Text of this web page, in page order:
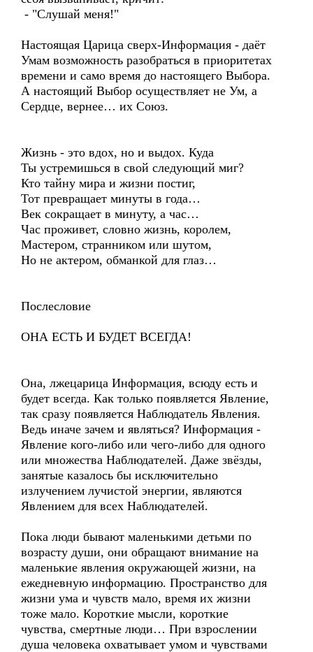
- "Слушай меня!"
Настоящая Царица сверх-Информация - даёт
Умам возможность разобраться в приоритетах
времени и само время до настоящего Выбора.
А настоящий Выбор осуществляет не Ум, а
Сердце, вернее… их Союз.
Жизнь - это вдох, но и выдох. Куда
Ты устремишься в свой следующий миг?
Кто тайну мира и жизни постиг,
Тот превращает минуты в года…
Век сокращает в минуту, а час…
Час проживет, словно жизнь, королем,
Мастером, странником или шутом,
Но не актером, обманкой для глаз…
Послесловие
ОНА ЕСТЬ И БУДЕТ ВСЕГДА!
Она, лжецарица Информация, всюду есть и
будет всегда. Как только появляется Явление,
так сразу появляется Наблюдатель Явления.
Ведь иначе зачем и являться? Информация -
Явление кого-либо или чего-либо для одного
или множества Наблюдателей. Даже звёзды,
занятые казалось бы исключительно
излучением лучистой энергии, являются
Явлением для всех Наблюдателей.
Пока люди бывают маленькими детьми по
возрасту души, они обращают внимание на
маленькие явления окружающей жизни, на
ежедневную информацию. Пространство для
жизни ума и чувств мало, время их жизни
тоже мало. Короткие мысли, короткие
чувства, смертные люди… При взрослении
душа человека охватывает умом и чувствами